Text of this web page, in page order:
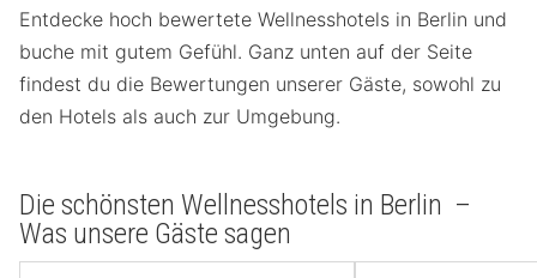
Entdecke hoch bewertete Wellnesshotels in Berlin und
buche mit gutem Gefühl. Ganz unten auf der Seite
findest du die Bewertungen unserer Gäste, sowohl zu
den Hotels als auch zur Umgebung.
Die schönsten Wellnesshotels in Berlin –
Was unsere Gäste sagen